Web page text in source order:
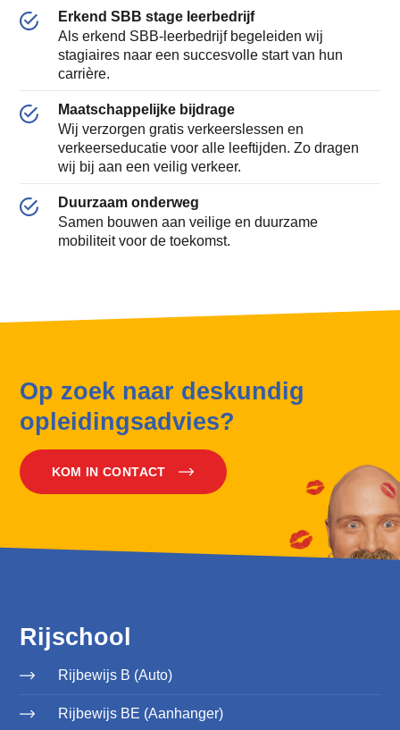
Erkend SBB stage leerbedrijf
Als erkend SBB-leerbedrijf begeleiden wij
stagiaires naar een succesvolle start van hun
carrière.
Maatschappelijke bijdrage
Wij verzorgen gratis verkeerslessen en
verkeerseducatie voor alle leeftijden. Zo dragen
wij bij aan een veilig verkeer.
Duurzaam onderweg
Samen bouwen aan veilige en duurzame
mobiliteit voor de toekomst.
Op zoek naar deskundig
opleidingsadvies?
KOM IN CONTACT
Rijschool
Rijbewijs B (Auto)
Rijbewijs BE (Aanhanger)